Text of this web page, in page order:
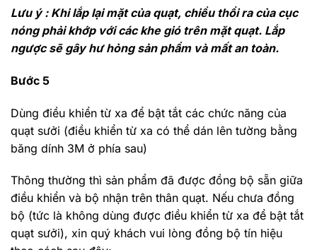
Lưu ý : Khi lắp lại mặt của quạt, chiều thổi ra của cục
nóng phải khớp với các khe gió trên mặt quạt. Lắp
ngược sẽ gây hư hỏng sản phẩm và mất an toàn.
Bước 5
Dùng điều khiển từ xa để bật tắt các chức năng của
quạt sưởi (điều khiển từ xa có thể dán lên tường bằng
băng dính 3M ở phía sau)
Thông thường thì sản phẩm đã được đồng bộ sẵn giữa
điều khiển và bộ nhận trên thân quạt. Nếu chưa đồng
bộ (tức là không dùng được điều khiển từ xa để bật tắt
quạt sưởi), xin quý khách vui lòng đồng bộ tín hiệu